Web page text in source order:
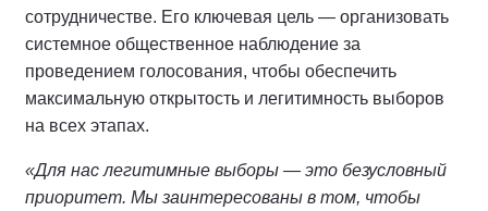
сотрудничестве. Его ключевая цель — организовать
системное общественное наблюдение за
проведением голосования, чтобы обеспечить
максимальную открытость и легитимность выборов
на всех этапах.
«Для нас легитимные выборы — это безусловный
приоритет. Мы заинтересованы в том, чтобы